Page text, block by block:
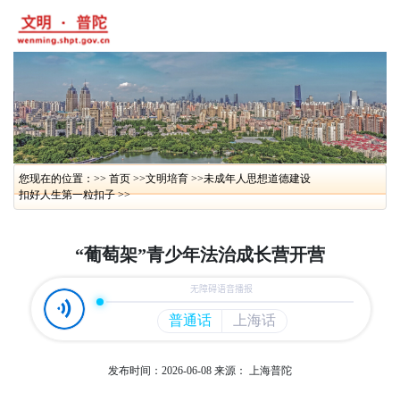
您现在的位置：>> 首页 >>文明培育 >>未成年人思想道德建设
扣好人生第一粒扣子 >>
“葡萄架”青少年法治成长营开营
发布时间：2026-06-08 来源： 上海普陀